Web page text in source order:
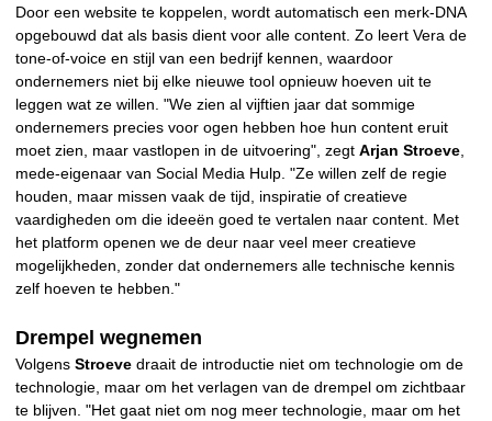
Door een website te koppelen, wordt automatisch een merk-DNA
opgebouwd dat als basis dient voor alle content. Zo leert Vera de
tone-of-voice en stijl van een bedrijf kennen, waardoor
ondernemers niet bij elke nieuwe tool opnieuw hoeven uit te
leggen wat ze willen. "We zien al vijftien jaar dat sommige
ondernemers precies voor ogen hebben hoe hun content eruit
moet zien, maar vastlopen in de uitvoering", zegt Arjan Stroeve,
mede-eigenaar van Social Media Hulp. "Ze willen zelf de regie
houden, maar missen vaak de tijd, inspiratie of creatieve
vaardigheden om die ideeën goed te vertalen naar content. Met
het platform openen we de deur naar veel meer creatieve
mogelijkheden, zonder dat ondernemers alle technische kennis
zelf hoeven te hebben."
Drempel wegnemen
Volgens Stroeve draait de introductie niet om technologie om de
technologie, maar om het verlagen van de drempel om zichtbaar
te blijven. "Het gaat niet om nog meer technologie, maar om het